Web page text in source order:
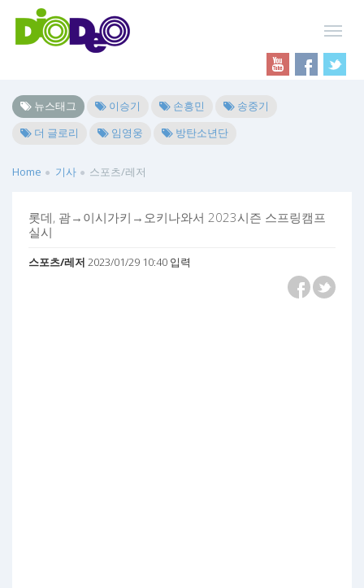
뉴스태그 이승기 손흥민
송중기
더 글로리
임영웅 방탄소년단
Home 기사 스포츠/레저
롯데, 괌→이시가키→오키나와서 2023시즌 스프링캠프
실시
스포츠/레저 2023/01/29 10:40 입력